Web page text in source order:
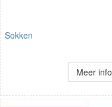
Sokken
Meer info